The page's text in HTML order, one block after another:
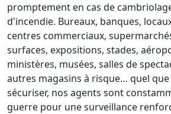
promptement en cas de
d'incendie. Bureaux, banques,
centres commerciaux,
surfaces, expositions, stades,
ministères, musées, salles de
autres magasins à risque… quel que
sécuriser, nos agents sont
guerre pour une surveillance